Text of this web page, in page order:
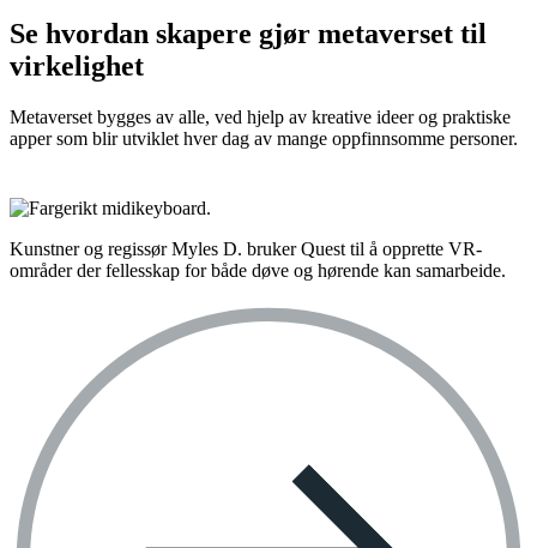
Se hvordan skapere gjør metaverset til
virkelighet
Metaverset bygges av alle, ved hjelp av kreative ideer og praktiske
apper som blir utviklet hver dag av mange oppfinnsomme personer.
Kunstner og regissør Myles D. bruker Quest til å opprette VR-
områder der fellesskap for både døve og hørende kan samarbeide.